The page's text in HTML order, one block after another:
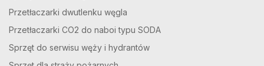
Przetłaczarki dwutlenku węgla
Przetłaczarki CO2 do naboi typu SODA
Sprzęt do serwisu węży i hydrantów